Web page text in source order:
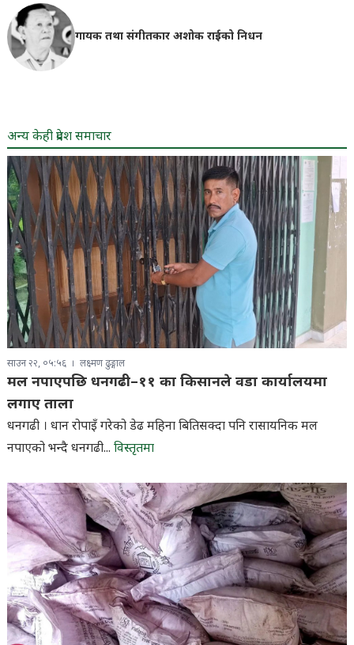
गायक तथा संगीतकार अशोक राईको निधन
अन्य केही प्रदेश समाचार
साउन २२, ०५:५६ लक्ष्मण ढुङ्गाल
मल नपाएपछि धनगढी–११ का किसानले वडा कार्यालयमा
लगाए ताला
धनगढी । धान रोपाइँ गरेको डेढ महिना बितिसक्दा पनि रासायनिक मल
नपाएको भन्दै धनगढी... विस्तृतमा